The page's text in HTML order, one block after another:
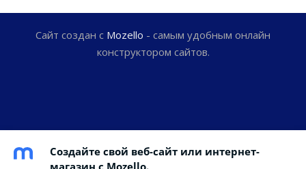
Сайт создан с Mozello - самым удобным онлайн
конструктором сайтов.
Создайте свой веб-сайт или интернет-
магазин с Mozello.